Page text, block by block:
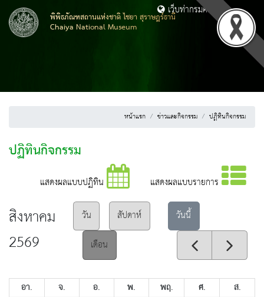
พิพิธภัณฑสถานแห่งชาติ ไชยา สุราษฎร์ธานี
Chaiya National Museum
เว็บท่ากรมศิลปากร
หน้าแรก ข่าวและกิจกรรม ปฏิทินกิจกรรม
ปฏิทินกิจกรรม
แสดงผลแบบปฏิทิน แสดงผลแบบรายการ
สิงหาคม
2569
วัน
สัปดาห์
เดือน
วันนี้
อา. จ. อ. พ. พฤ. ศ.
ส.